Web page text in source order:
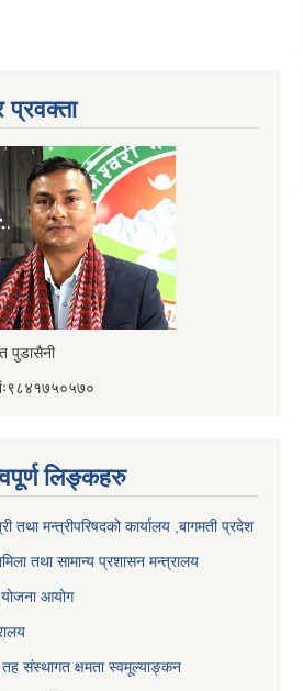
प्रवक्ता
पुडासैनी
लिङ्कहरु
तथा मन्त्रीपरिषदको कार्यालय ,बागमती प्रदेश
तथा सामान्य प्रशासन मन्त्रालय
योजना आयोग
तह संस्थागत क्षमता स्वमूल्याङ्कन